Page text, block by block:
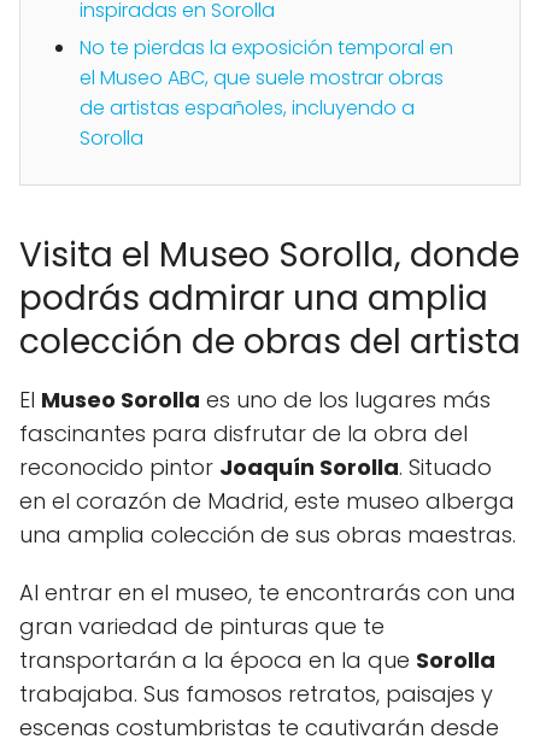
inspiradas en Sorolla
No te pierdas la exposición temporal en
el Museo ABC, que suele mostrar obras
de artistas españoles, incluyendo a
Sorolla
Visita el Museo Sorolla, donde
podrás admirar una amplia
colección de obras del artista
El Museo Sorolla es uno de los lugares más
fascinantes para disfrutar de la obra del
reconocido pintor Joaquín Sorolla. Situado
en el corazón de Madrid, este museo alberga
una amplia colección de sus obras maestras.
Al entrar en el museo, te encontrarás con una
gran variedad de pinturas que te
transportarán a la época en la que Sorolla
trabajaba. Sus famosos retratos, paisajes y
escenas costumbristas te cautivarán desde